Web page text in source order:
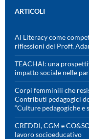
ARTICOLI
AI Literacy come
riflessioni dei Proff.
TEACHAI: una
impatto sociale nelle
Corpi femminili che
Contributi pedagogici
“Culture pedagogiche e
CREDDI, CGM e
lavoro socioeducativo